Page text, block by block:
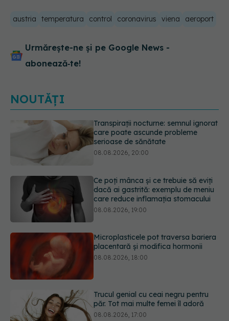
austria temperatura control coronavirus viena aeroport
Urmărește-ne și pe Google News -
abonează‑te!
NOUTĂȚI
Ce poți mânca și ce trebuie să eviți
dacă ai gastrită: exemplu de meniu
care reduce inflamația stomacului
Microplasticele pot traversa bariera
placentară și modifica hormonii
08.08.2026, 18:00
Trucul genial cu ceai negru pentru
păr. Tot mai multe femei îl adoră
Medicamentul folosit de peste 60 de
ani care acționează într-un loc